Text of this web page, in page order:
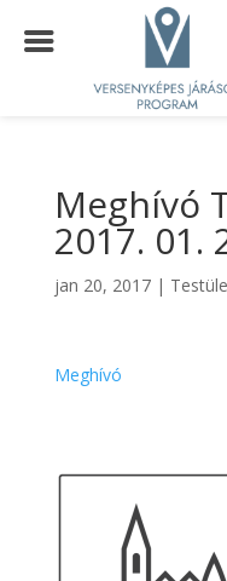
Meghívó
2017. 01.
jan 20, 2017|
Meghívó